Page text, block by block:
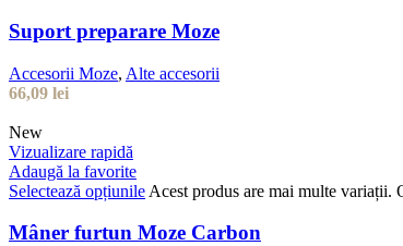
Suport preparare Moze
Accesorii Moze, Alte accesorii
66,09 lei
New
Vizualizare rapidă
Adaugă la favorite
Selectează opțiunile Acest produs are mai multe variații.
Mâner furtun Moze Carbon